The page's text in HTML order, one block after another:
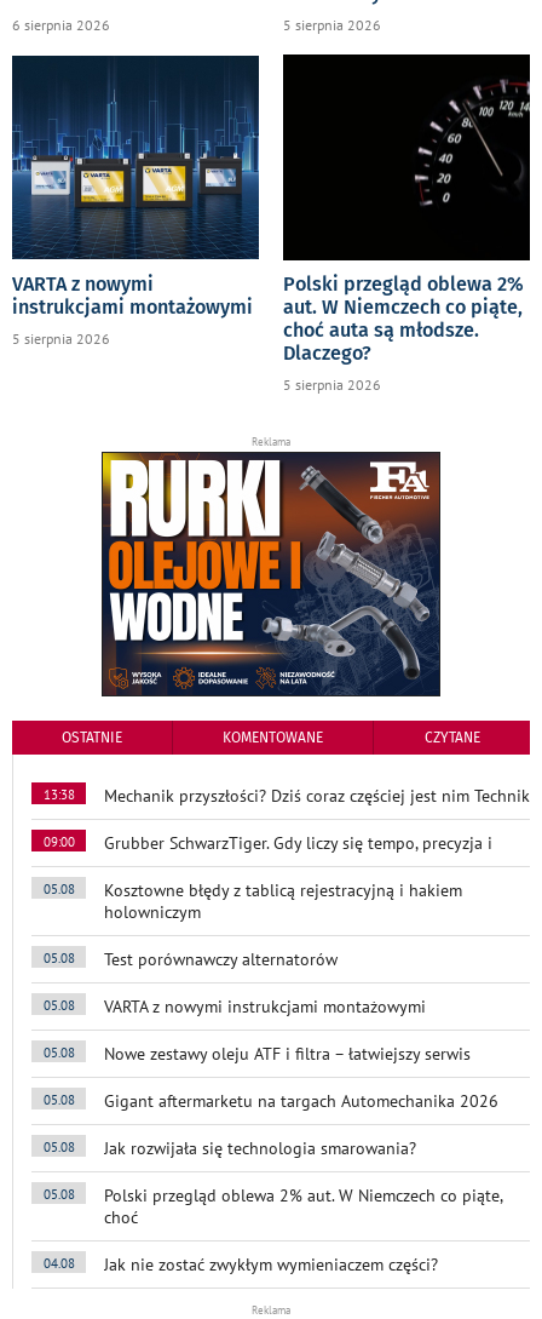
6 sierpnia 2026 5 sierpnia 2026
VARTA z nowymi
instrukcjami montażowymi
5 sierpnia 2026
Polski przegląd oblewa 2%
aut. W Niemczech co piąte,
choć auta są młodsze.
Dlaczego?
5 sierpnia 2026
Reklama
OSTATNIE KOMENTOWANE CZYTANE
13:38 Mechanik przyszłości? Dziś coraz częściej jest nim Technik
09:00 Grubber SchwarzTiger. Gdy liczy się tempo, precyzja i
05.08
Kosztowne błędy z tablicą rejestracyjną i hakiem
holowniczym
05.08 Test porównawczy alternatorów
05.08 VARTA z nowymi instrukcjami montażowymi
05.08 Nowe zestawy oleju ATF i filtra – łatwiejszy serwis
05.08 Gigant aftermarketu na targach Automechanika 2026
05.08 Jak rozwijała się technologia smarowania?
05.08
Polski przegląd oblewa 2% aut. W Niemczech co piąte,
choć
04.08 Jak nie zostać zwykłym wymieniaczem części?
Reklama